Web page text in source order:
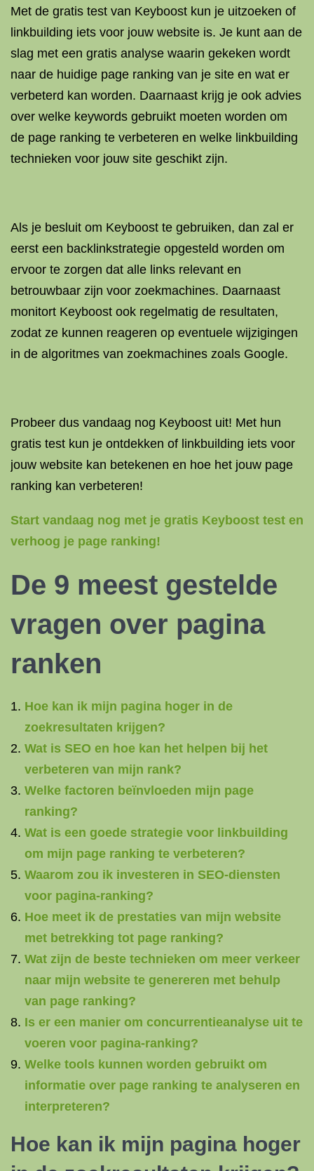
Met de gratis test van Keyboost kun je uitzoeken of
linkbuilding iets voor jouw website is. Je kunt aan de
slag met een gratis analyse waarin gekeken wordt
naar de huidige page ranking van je site en wat er
verbeterd kan worden. Daarnaast krijg je ook advies
over welke keywords gebruikt moeten worden om
de page ranking te verbeteren en welke linkbuilding
technieken voor jouw site geschikt zijn.
Als je besluit om Keyboost te gebruiken, dan zal er
eerst een backlinkstrategie opgesteld worden om
ervoor te zorgen dat alle links relevant en
betrouwbaar zijn voor zoekmachines. Daarnaast
monitort Keyboost ook regelmatig de resultaten,
zodat ze kunnen reageren op eventuele wijzigingen
in de algoritmes van zoekmachines zoals Google.
Probeer dus vandaag nog Keyboost uit! Met hun
gratis test kun je ontdekken of linkbuilding iets voor
jouw website kan betekenen en hoe het jouw page
ranking kan verbeteren!
Start vandaag nog met je gratis Keyboost test en
verhoog je page ranking!
De 9 meest gestelde
vragen over pagina
ranken
Hoe kan ik mijn pagina hoger in de
zoekresultaten krijgen?
Wat is SEO en hoe kan het helpen bij het
verbeteren van mijn rank?
Welke factoren beïnvloeden mijn page
ranking?
Wat is een goede strategie voor linkbuilding
om mijn page ranking te verbeteren?
Waarom zou ik investeren in SEO-diensten
voor pagina-ranking?
Hoe meet ik de prestaties van mijn website
met betrekking tot page ranking?
Wat zijn de beste technieken om meer verkeer
naar mijn website te genereren met behulp
van page ranking?
Is er een manier om concurrentieanalyse uit te
voeren voor pagina-ranking?
Welke tools kunnen worden gebruikt om
informatie over page ranking te analyseren en
interpreteren?
Hoe kan ik mijn pagina hoger